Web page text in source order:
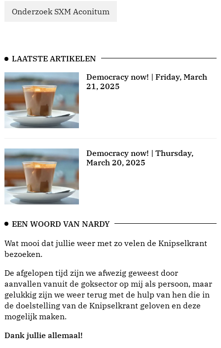
Onderzoek SXM Aconitum
LAATSTE ARTIKELEN
Democracy now! | Friday, March
21, 2025
Democracy now! | Thursday,
March 20, 2025
EEN WOORD VAN NARDY
Wat mooi dat jullie weer met zo velen de Knipselkrant
bezoeken.
De afgelopen tijd zijn we afwezig geweest door
aanvallen vanuit de goksector op mij als persoon, maar
gelukkig zijn we weer terug met de hulp van hen die in
de doelstelling van de Knipselkrant geloven en deze
mogelijk maken.
Dank jullie allemaal!